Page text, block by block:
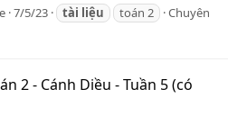
7/5/23 tài liệu toán 2
Chuyên
2 - Cánh Diều - Tuần 5 (có